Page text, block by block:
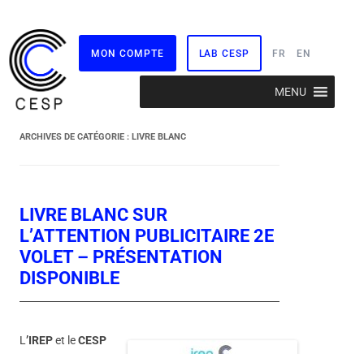
MON COMPTE LAB CESP FR EN
MENU
ARCHIVES DE CATÉGORIE : LIVRE BLANC
LIVRE BLANC SUR
L’ATTENTION PUBLICITAIRE 2E
VOLET – PRÉSENTATION
DISPONIBLE
L ’IREPet leCESP